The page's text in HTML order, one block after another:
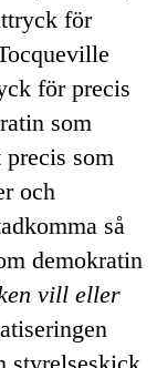
för
för precis
som
som
och
så
demokratin
vill eller